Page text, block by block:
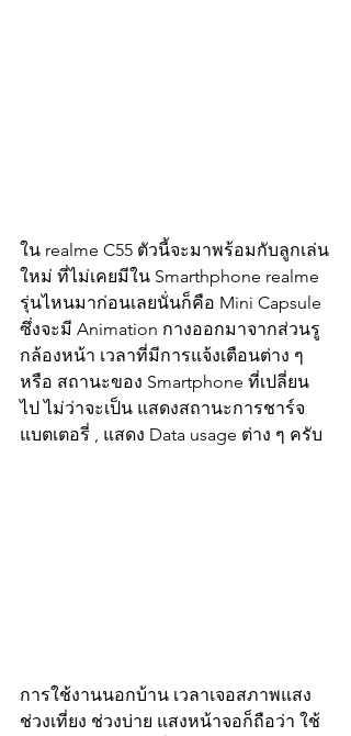
ใน realme C55 ตัวนี้จะมาพร้อมกับลูกเล่น
ใหม่ ที่ไม่เคยมีใน Smarthphone realme
รุ่นไหนมาก่อนเลยนั่นก็คือ Mini Capsule
ซึ่งจะมี Animation กางออกมาจากส่วนรู
กล้องหน้า เวลาที่มีการแจ้งเตือนต่าง ๆ
หรือ สถานะของ Smartphone ที่เปลี่ยน
ไป ไม่ว่าจะเป็น แสดงสถานะการชาร์จ
แบตเตอรี่ , แสดง Data usage ต่าง ๆ ครับ
การใช้งานนอกบ้าน เวลาเจอสภาพแสง
ช่วงเที่ยง ช่วงบ่าย แสงหน้าจอก็ถือว่า ใช้